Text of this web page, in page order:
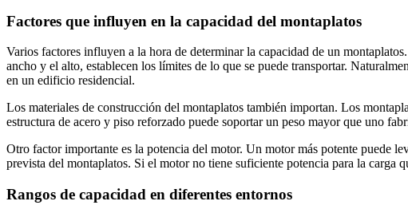
Factores que influyen en la capacidad del montaplatos
Varios factores influyen a la hora de determinar la capacidad de un
ancho y el alto, establecen los límites de lo que se puede transportar.
en un edificio residencial.
Los materiales de construcción del montaplatos también importan. Los
estructura de acero y piso reforzado puede soportar un peso mayor que uno
Otro factor importante es la potencia del motor. Un motor más potente puede
prevista del montaplatos. Si el motor no tiene suficiente potencia para la carga
Rangos de capacidad en diferentes entornos